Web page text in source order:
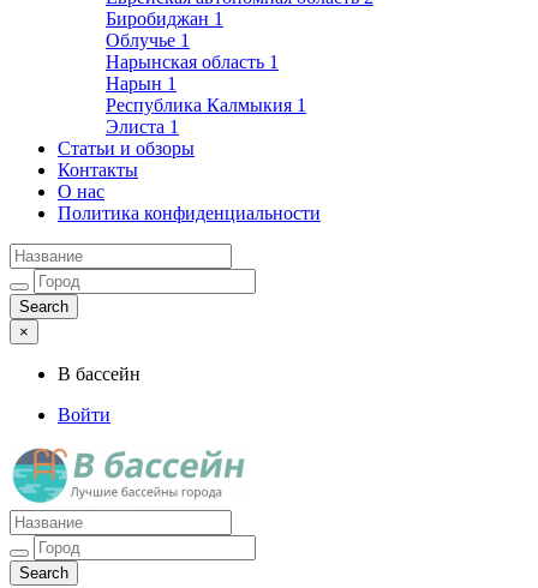
Биробиджан 1
Облучье 1
Нарынская область 1
Нарын 1
Республика Калмыкия 1
Элиста 1
Статьи и обзоры
Контакты
О нас
Политика конфиденциальности
×
В бассейн
Войти
Лучшие бассейны города